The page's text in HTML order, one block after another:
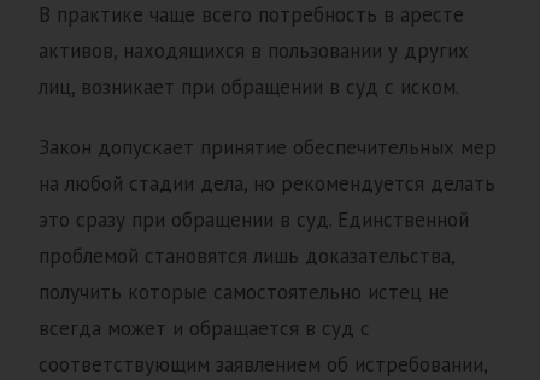
В практике чаще всего потребность в аресте
активов, находящихся в пользовании у других
лиц, возникает при обращении в суд с иском.
Закон допускает принятие обеспечительных мер
на любой стадии дела, но рекомендуется делать
это сразу при обращении в суд. Единственной
проблемой становятся лишь доказательства,
получить которые самостоятельно истец не
всегда может и обращается в суд с
соответствующим заявлением об истребовании,